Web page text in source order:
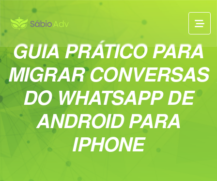
GUIA PRÁTICO PARA
MIGRAR CONVERSAS
DO WHATSAPP DE
ANDROID PARA
IPHONE